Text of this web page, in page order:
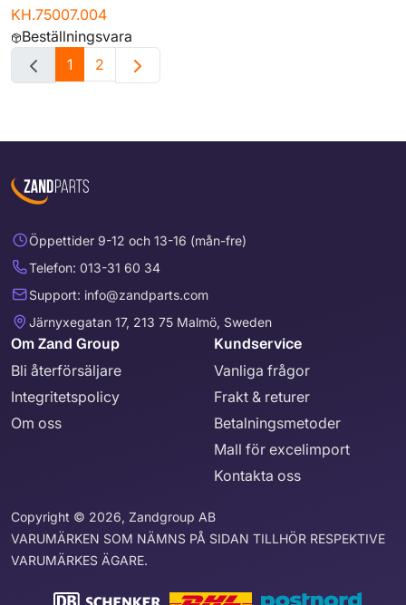
KH.75007.004
Beställningsvara
1
2
Öppettider 9-12 och 13-16 (mån-fre)
Telefon: 013-31 60 34
Support: info@zandparts.com
Järnyxegatan 17, 213 75 Malmö, Sweden
Om Zand Group
Bli återförsäljare
Integritetspolicy
Om oss
Kundservice
Vanliga frågor
Frakt & returer
Betalningsmetoder
Mall för excelimport
Kontakta oss
Copyright © 2026, Zandgroup AB
VARUMÄRKEN SOM NÄMNS PÅ SIDAN TILLHÖR RESPEKTIVE
VARUMÄRKES ÄGARE.